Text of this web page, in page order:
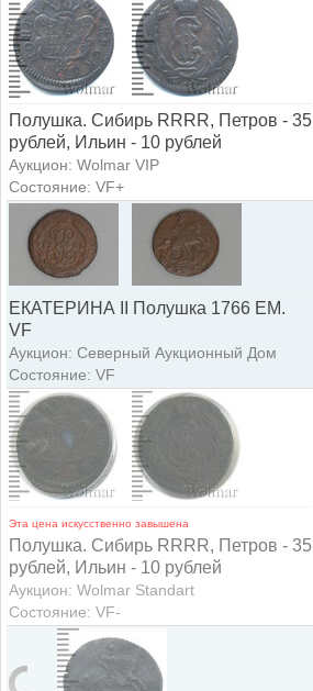
Полушка. Сибирь RRRR, Петров - 35
рублей, Ильин - 10 рублей
Аукцион: Wolmar VIP
Состояние: VF+
ЕКАТЕРИНА II Полушка 1766 ЕМ.
VF
Аукцион: Северный Аукционный Дом
Состояние: VF
Эта цена искусственно завышена
Полушка. Сибирь RRRR, Петров - 35
рублей, Ильин - 10 рублей
Аукцион: Wolmar Standart
Состояние: VF-